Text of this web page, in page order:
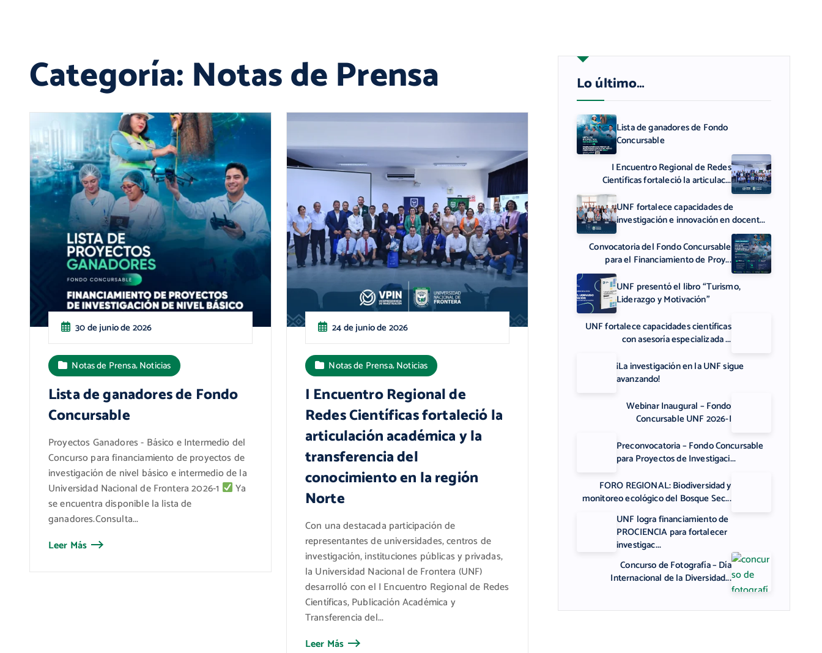
Categoría:Notas de Prensa
30 de junio de 2026
Notas de Prensa,Noticias
Lista de ganadores de Fondo
Concursable
Proyectos Ganadores - Básico e Intermedio del
Concurso para financiamiento de proyectos de
investigación de nivel básico e intermedio de la
Universidad Nacional de Frontera 2026-1
Ya
se encuentra disponible la lista de
ganadores.Consulta...
Leer Más
24 de junio de 2026
Notas de Prensa,Noticias
I Encuentro Regional de
Redes Científicas fortaleció la
articulación académica y la
transferencia del
conocimiento en la región
Norte
Con una destacada participación de
representantes de universidades, centros de
investigación, instituciones públicas y privadas,
la Universidad Nacional de Frontera (UNF)
desarrolló con el I Encuentro Regional de Redes
Científicas, Publicación Académica y
Transferencia del...
Leer Más
Lo último…
Lista de ganadores de Fondo
Concursable
I Encuentro Regional de Redes
Científicas fortaleció la articulac...
UNF fortalece capacidades de
investigación e innovación en docent...
Convocatoria del Fondo Concursable
para el Financiamiento de Proy...
UNF presentó el libro “Turismo,
Liderazgo y Motivación”
UNF fortalece capacidades científicas
con asesoría especializada ...
¡La investigación en la UNF sigue
avanzando!
Webinar Inaugural – Fondo
Concursable UNF 2026-I
Preconvocatoria – Fondo Concursable
para Proyectos de Investigaci...
FORO REGIONAL: Biodiversidad y
monitoreo ecológico del Bosque Sec...
UNF logra financiamiento de
PROCIENCIA para fortalecer
investigac...
Concurso de Fotografía – Día
Internacional de la Diversidad...